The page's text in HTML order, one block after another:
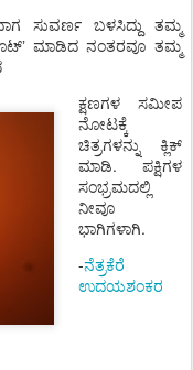
ಸುವರ್ಣ ಬಳಸಿದ್ದು ತಮ್ಮ
ʼ ಮಾಡಿದ ನಂತರವೂ ತಮ್ಮ
ಕ್ಷಣಗಳ ಸಮೀಪ
ನೋಟಕ್ಕೆ
ಚಿತ್ರಗಳನ್ನು ಕ್ಲಿಕ್‌
ಮಾಡಿ. ಪಕ್ಷಿಗಳ
ಸಂಭ್ರಮದಲ್ಲಿ
ನೀವೂ
ಭಾಗಿಗಳಾಗಿ.
-ನೆತ್ರಕೆರೆ
ಉದಯಶಂಕರ